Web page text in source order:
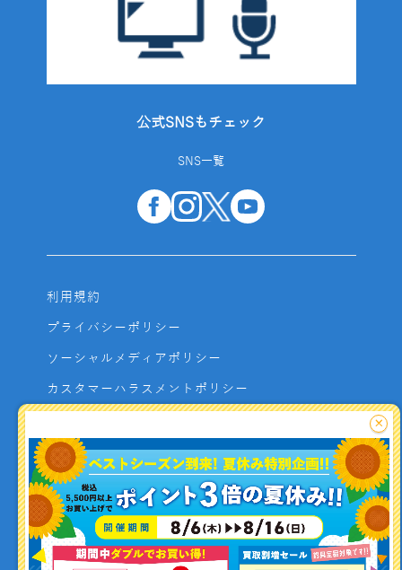
釣り情報を
公式SNSもチェック
SNS一覧
利用規約
プライバシーポリシー
ソーシャルメディアポリシー
カスタマーハラスメントポリシー
よくあるご質問
お問い合わせ
利用者資金の保全方法
×